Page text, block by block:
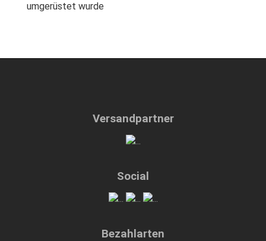
umgerüstet wurde
Versandpartner
Social
Bezahlarten